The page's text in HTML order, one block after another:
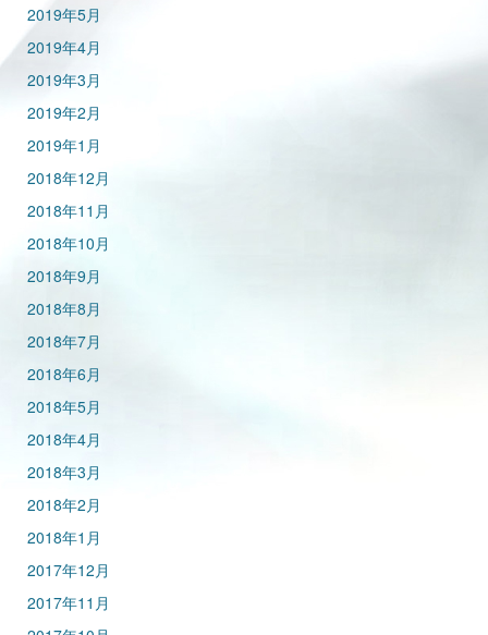
2019年5月
2019年4月
2019年3月
2019年2月
2019年1月
2018年12月
2018年11月
2018年10月
2018年9月
2018年8月
2018年7月
2018年6月
2018年5月
2018年4月
2018年3月
2018年2月
2018年1月
2017年12月
2017年11月